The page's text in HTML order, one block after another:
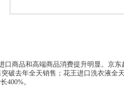
口商品和高端商品消费提升明显。京东
突破去年全天销售；花王进口洗衣液全
400%。